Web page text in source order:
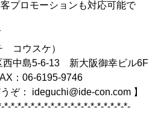
プロモーションも対応可能で
コウスケ）
中島5-6-13 新大阪御幸ビル6F
：06-6195-9746
ぞ： ideguchi@ide-con.com 】
*-*-*-*-*-*-*-*-*-*-*-*-*-*-*-*-*-*-